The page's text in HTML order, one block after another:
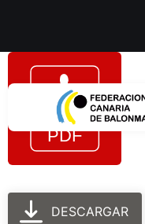
DESCARGAR